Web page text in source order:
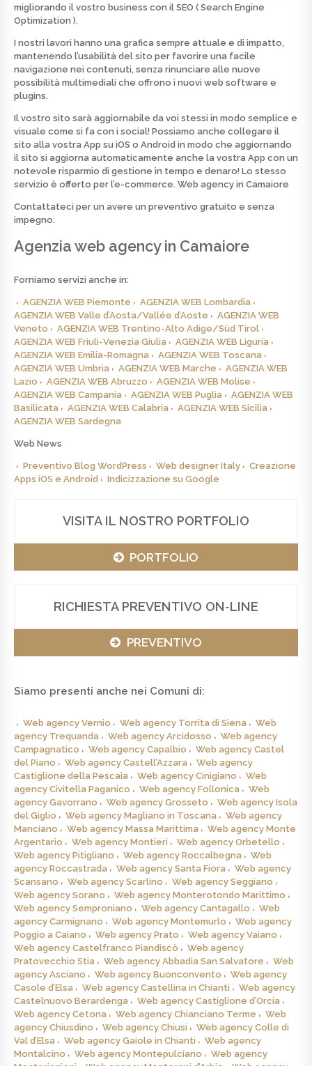
migliorando il vostro business con il SEO ( Search Engine
Optimization ).
I nostri lavori hanno una grafica sempre attuale e di impatto,
mantenendo l’usabilità del sito per favorire una facile
navigazione nei contenuti, senza rinunciare alle nuove
possibilità multimediali che offrono i nuovi web software e
plugins.
Il vostro sito sarà aggiornabile da voi stessi in modo semplice e
visuale come si fa con i social! Possiamo anche collegare il
sito alla vostra App su iOS o Android in modo che aggiornando
il sito si aggiorna automaticamente anche la vostra App con un
notevole risparmio di gestione in tempo e denaro! Lo stesso
servizio è offerto per l’e-commerce. Web agency in Camaiore
Contattateci per un avere un preventivo gratuito e senza
impegno.
Agenzia web agency in Camaiore
Forniamo servizi anche in:
AGENZIA WEB Piemonte
AGENZIA WEB Lombardia
AGENZIA WEB Valle d’Aosta/Vallée d’Aoste
AGENZIA WEB
Veneto
AGENZIA WEB Trentino-Alto Adige/Süd Tirol
AGENZIA WEB Friuli-Venezia Giulia
AGENZIA WEB Liguria
AGENZIA WEB Emilia-Romagna
AGENZIA WEB Toscana
AGENZIA WEB Umbria
AGENZIA WEB Marche
AGENZIA WEB
Lazio
AGENZIA WEB Abruzzo
AGENZIA WEB Molise
AGENZIA WEB Campania
AGENZIA WEB Puglia
AGENZIA WEB
Basilicata
AGENZIA WEB Calabria
AGENZIA WEB Sicilia
AGENZIA WEB Sardegna
Web News
Preventivo Blog WordPress Web designer Italy
Creazione
Apps iOS e Android
Indicizzazione su Google
VISITA IL NOSTRO PORTFOLIO
PORTFOLIO
RICHIESTA PREVENTIVO ON-LINE
PREVENTIVO
Siamo presenti anche nei Comuni di:
Web agency Vernio Web agency Torrita di Siena
Web
agency Trequanda
Web agency Arcidosso
Web agency
Campagnatico
Web agency Capalbio
Web agency Castel
del Piano
Web agency Castell’Azzara
Web agency
Castiglione della Pescaia
Web agency Cinigiano
Web
agency Civitella Paganico
Web agency Follonica
Web
agency Gavorrano
Web agency Grosseto
Web agency Isola
del Giglio
Web agency Magliano in Toscana
Web agency
Manciano
Web agency Massa Marittima
Web agency Monte
Argentario
Web agency Montieri
Web agency Orbetello
Web agency Pitigliano
Web agency Roccalbegna
Web
agency Roccastrada
Web agency Santa Fiora
Web agency
Scansano
Web agency Scarlino
Web agency Seggiano
Web agency Sorano
Web agency Monterotondo Marittimo
Web agency Semproniano
Web agency Cantagallo
Web
agency Carmignano
Web agency Montemurlo
Web agency
Poggio a Caiano
Web agency Prato
Web agency Vaiano
Web agency Castelfranco Piandiscò
Web agency
Pratovecchio Stia
Web agency Abbadia San Salvatore
Web
agency Asciano
Web agency Buonconvento
Web agency
Casole d’Elsa
Web agency Castellina in Chianti
Web agency
Castelnuovo Berardenga
Web agency Castiglione d’Orcia
Web agency Cetona
Web agency Chianciano Terme
Web
agency Chiusdino
Web agency Chiusi
Web agency Colle di
Val d’Elsa
Web agency Gaiole in Chianti
Web agency
Montalcino
Web agency Montepulciano
Web agency